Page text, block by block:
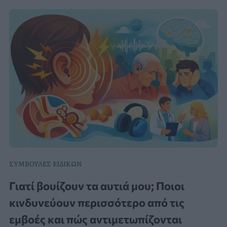
ΣΥΜΒΟΥΛΕΣ ΕΙΔΙΚΩΝ
Γιατί βουίζουν τα αυτιά μου; Ποιοι
κινδυνεύουν περισσότερο από τις
εμβοές και πώς αντιμετωπίζονται